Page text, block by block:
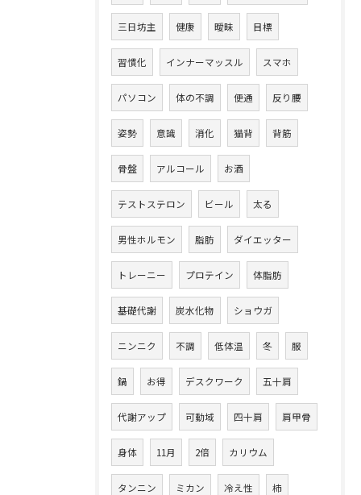
三日坊主 健康 曖昧 目標
習慣化 インナーマッスル スマホ
パソコン 体の不調 便通 反り腰
姿勢 意識 消化 猫背 背筋
骨盤 アルコール お酒
テストステロン ビール 太る
男性ホルモン 脂肪 ダイエッター
トレーニー プロテイン 体脂肪
基礎代謝 炭水化物 ショウガ
ニンニク 不調 低体温 冬 服
鍋 お得 デスクワーク 五十肩
代謝アップ 可動域 四十肩 肩甲骨
身体 11月 2倍 カリウム
タンニン ミカン 冷え性 柿